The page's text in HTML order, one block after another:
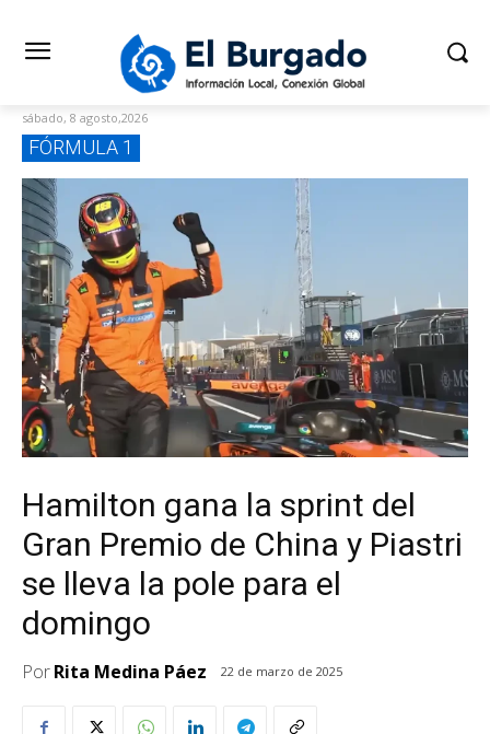
sábado, 8 agosto,2026
FÓRMULA 1
Hamilton gana la sprint del
Gran Premio de China y Piastri
se lleva la pole para el
domingo
PorRita Medina Páez 22 de marzo de 2025